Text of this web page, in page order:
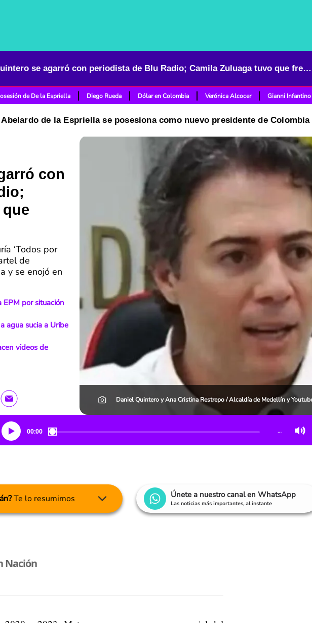
Daniel Quintero se agarró con periodista de Blu Radio; Camila Zuluaga tuvo que frenarlo
de De la Espriella Diego Rueda Dólar en Colombia Verónica Alcocer Gianni Infantino
Abelardo de la Espriella se posesiona como nuevo presidente de Colombia
con
‘Todos por
de
y se enojó en
EPM por situación
agua sucia a Uribe
videos de
Daniel Quintero y Ana Cristina Restrepo / Alcaldía de Medellín y
00:00 …
Te lo resumimos Únete a nuestro canal en WhatsApp
Las noticias más importantes, al instante
Nación